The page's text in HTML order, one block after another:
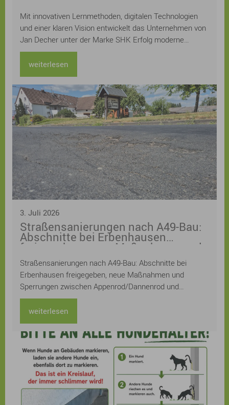
Mit innovativen Lernmethoden, digitalen Technologien
und einer klaren Vision entwickelt das Unternehmen von
Jan Decher unter der Marke SHK Erfolg moderne
Prüfungsvorbereitungen für das Sanitär-, Heizungs- und
Klimahandwerk. Bereits über 12.000 Auszubildende aus
ganz Deutschland wurden auf ihrem Weg zur Prüfung
unterstützt.
weiterlesen
3. Juli 2026
Straßensanierungen nach A49-Bau:
Abschnitte bei Erbenhausen
freigegeben, neue Maßnahmen und
Sperrungen zwischen
Appenrod/Dannenrod und Maulbach
Straßensanierungen nach A49-Bau: Abschnitte bei
Erbenhausen freigegeben, neue Maßnahmen und
Sperrungen zwischen Appenrod/Dannenrod und
Maulbach
weiterlesen